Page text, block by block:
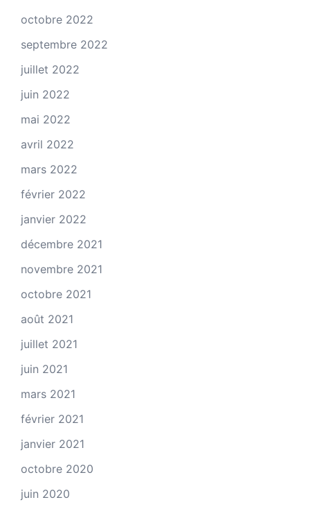
octobre 2022
septembre 2022
juillet 2022
juin 2022
mai 2022
avril 2022
mars 2022
février 2022
janvier 2022
décembre 2021
novembre 2021
octobre 2021
août 2021
juillet 2021
juin 2021
mars 2021
février 2021
janvier 2021
octobre 2020
juin 2020